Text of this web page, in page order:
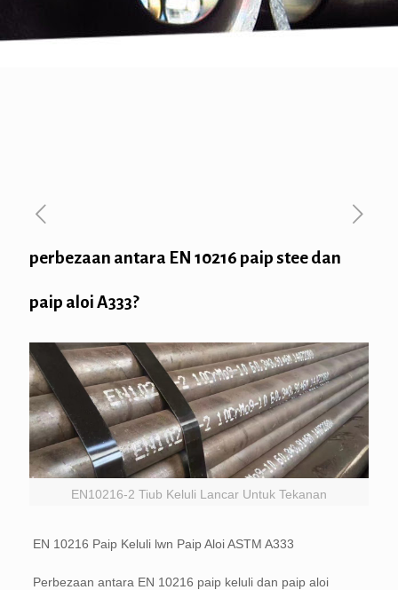
perbezaan antara EN 10216 paip stee dan
paip aloi A333?
EN10216-2 Tiub Keluli Lancar Untuk Tekanan
EN 10216 Paip Keluli lwn Paip Aloi ASTM A333
Perbezaan antara EN 10216 paip keluli dan paip aloi